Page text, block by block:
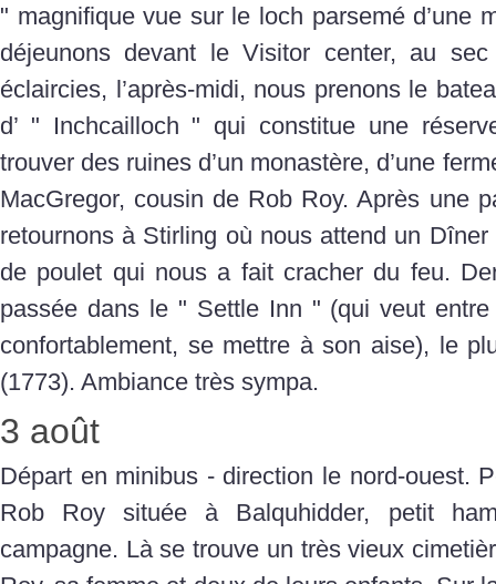
" magnifique vue sur le loch parsemé d’une
déjeunons devant le Visitor center, au
éclaircies, l’après-midi, nous prenons le
d’ " Inchcailloch " qui constitue une
trouver des ruines d’un monastère, d’une
MacGregor, cousin de Rob Roy. Après une
retournons à Stirling où nous attend un
de poulet qui nous a fait cracher du feu.
passée dans le " Settle Inn " (qui veut entre
confortablement, se mettre à son aise), le
(1773). Ambiance très sympa.
3 août
Départ en minibus - direction le nord-ouest.
Rob Roy située à Balquhidder, petit
campagne. Là se trouve un très vieux